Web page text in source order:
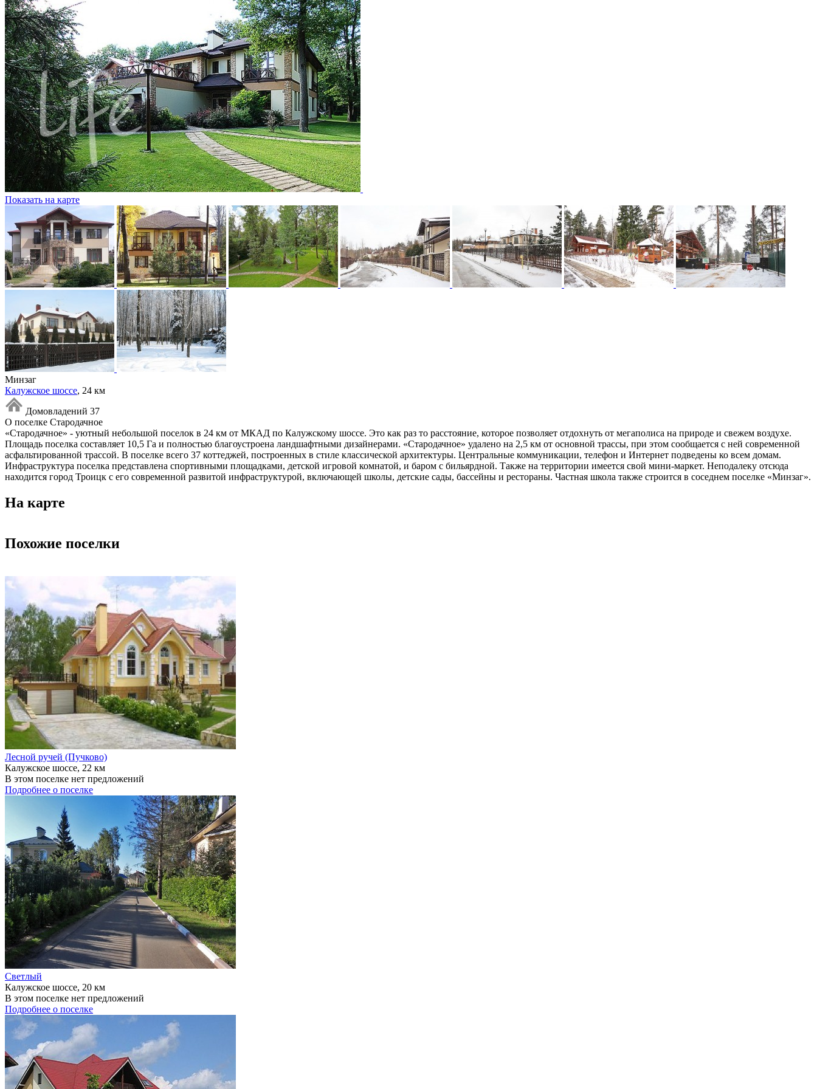
Показать на карте
Минзаг
Калужское шоссе, 24 км
Домовладений 37
О поселке Стародачное
«Стародачное» - уютный небольшой поселок в 24 км от МКАД по Калужскому шоссе. Это как раз то расстояние, которое позволяет отдохнуть от мегаполиса на природе и свежем воздухе.
Площадь поселка составляет 10,5 Га и полностью благоустроена ландшафтными дизайнерами. «Стародачное» удалено на 2,5 км от основной трассы, при этом сообщается с ней современной
асфальтированной трассой. В поселке всего 37 коттеджей, построенных в стиле классической архитектуры. Центральные коммуникации, телефон и Интернет подведены ко всем домам.
Инфраструктура поселка представлена спортивными площадками, детской игровой комнатой, и баром с бильярдной. Также на территории имеется свой мини-маркет. Неподалеку отсюда
находится город Троицк с его современной развитой инфраструктурой, включающей школы, детские сады, бассейны и рестораны. Частная школа также строится в соседнем поселке «Минзаг».
На карте
Похожие поселки
Лесной ручей (Пучково)
Калужское шоссе, 22 км
В этом поселке нет предложений
Подробнее о поселке
Светлый
Калужское шоссе, 20 км
В этом поселке нет предложений
Подробнее о поселке